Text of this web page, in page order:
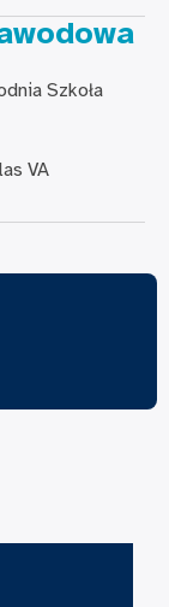
Szkoła
VA